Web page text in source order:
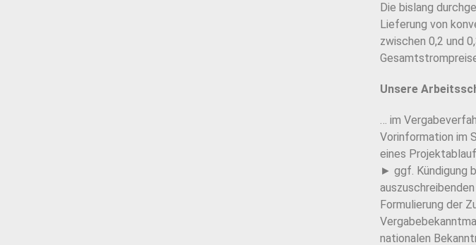
Die bislang
Lieferung von
zwischen 0,2 und
Unsere
… im
Vorinformation im
eines
► ggf. Kündigung
Formulierung der
nationalen